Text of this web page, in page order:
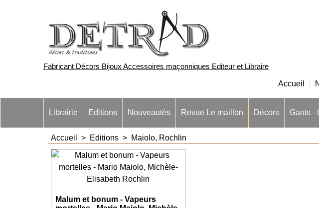
Fabricant Décors Bijoux Accessoires maçonniques Editeur et Libraire
Accueil
Librairie Editions Nouveautés Revue Le maillon Décors Gants -
Accueil > Editions > Maiolo, Rochlin
Malum et bonum - Vapeurs